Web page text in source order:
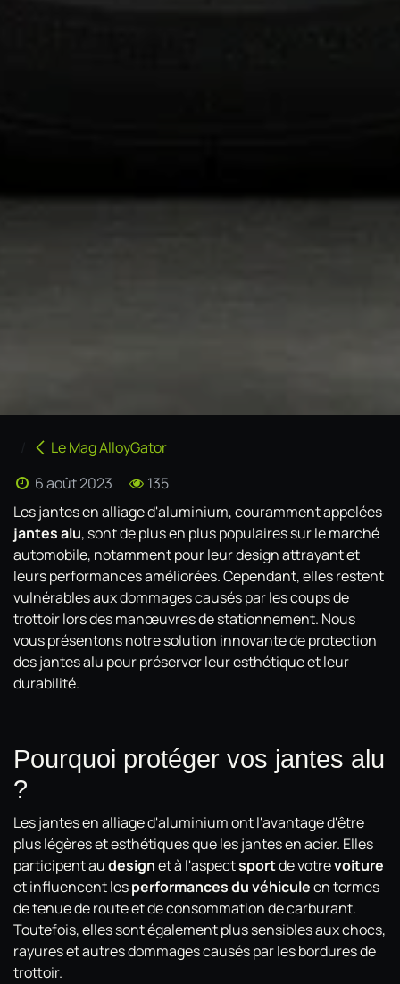
Le Mag AlloyGator
6 août 2023
135
Les jantes en alliage d'aluminium, couramment appelées
jantes alu, sont de plus en plus populaires sur le marché
automobile, notamment pour leur design attrayant et
leurs performances améliorées. Cependant, elles restent
vulnérables aux dommages causés par les coups de
trottoir lors des manœuvres de stationnement. Nous
vous présentons notre solution innovante de protection
des jantes alu pour préserver leur esthétique et leur
durabilité.
Pourquoi protéger vos jantes alu
?
Les jantes en alliage d'aluminium ont l'avantage d'être
plus légères et esthétiques que les jantes en acier. Elles
participent audesignet à l'aspectsportde votrevoiture
et influencent lesperformances du véhiculeen termes
de tenue de route et de consommation de carburant.
Toutefois, elles sont également plus sensibles aux chocs,
rayures et autres dommages causés par les bordures de
trottoir.